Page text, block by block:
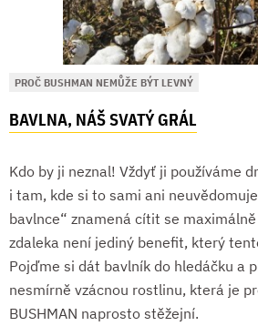
PROČ BUSHMAN NEMŮŽE BÝT LEVNÝ
BAVLNA, NÁŠ SVATÝ GRÁL
Kdo by ji neznal! Vždyť ji používáme
i tam, kde si to sami ani
bavlnce“ znamená cítit se
zdaleka není jediný benefit, který
Pojďme si dát bavlník do hledáčku a
nesmírně vzácnou rostlinu, která je
BUSHMAN naprosto stěžejní.